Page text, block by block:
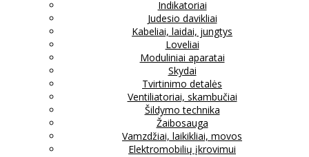
Indikatoriai
Judesio davikliai
Kabeliai, laidai, jungtys
Loveliai
Moduliniai aparatai
Skydai
Tvirtinimo detalės
Ventiliatoriai, skambučiai
Šildymo technika
Žaibosauga
Vamzdžiai, laikikliai, movos
Elektromobilių įkrovimui